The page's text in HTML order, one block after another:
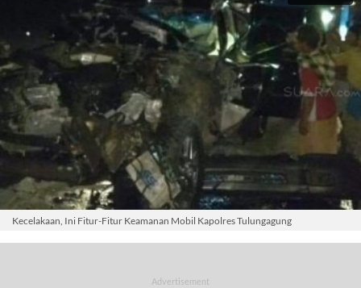
Kecelakaan, Ini Fitur-Fitur Keamanan Mobil Kapolres Tulungagung